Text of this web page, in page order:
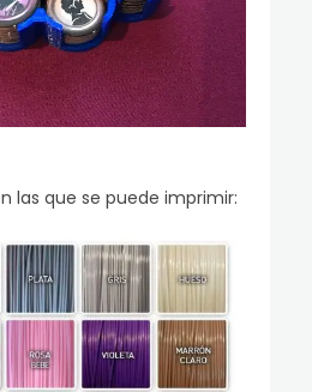
las que se puede imprimir: